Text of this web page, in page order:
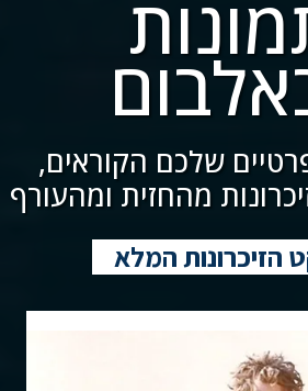
שלכם הקוראים,
מהחזית ומהעורף
הזיכרונות המלא